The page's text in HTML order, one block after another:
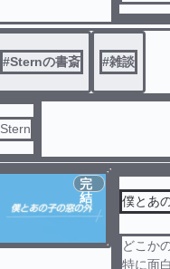
#Sternの書斎 #雑談
Stern
完
結
僕とあ
どこか
特に面